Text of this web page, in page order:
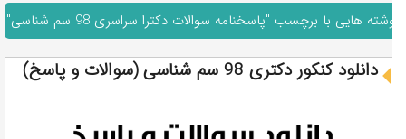
نوشته هایی با برچسب "پاسخنامه سوالات دکترا سراسری 98 سم شناسی"
دانلود کنکور دکتری 98 سم شناسی (سوالات و پاسخ)